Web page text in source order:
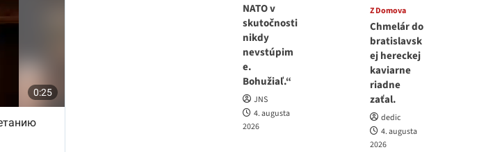
NATO v
skutočnosti
nikdy
nevstúpim
e.
Bohužiaľ.“
JNS
4. augusta
2026
Z Domova
Chmelár do
bratislavsk
ej hereckej
kaviarne
riadne
zaťal.
dedic
4. augusta
2026